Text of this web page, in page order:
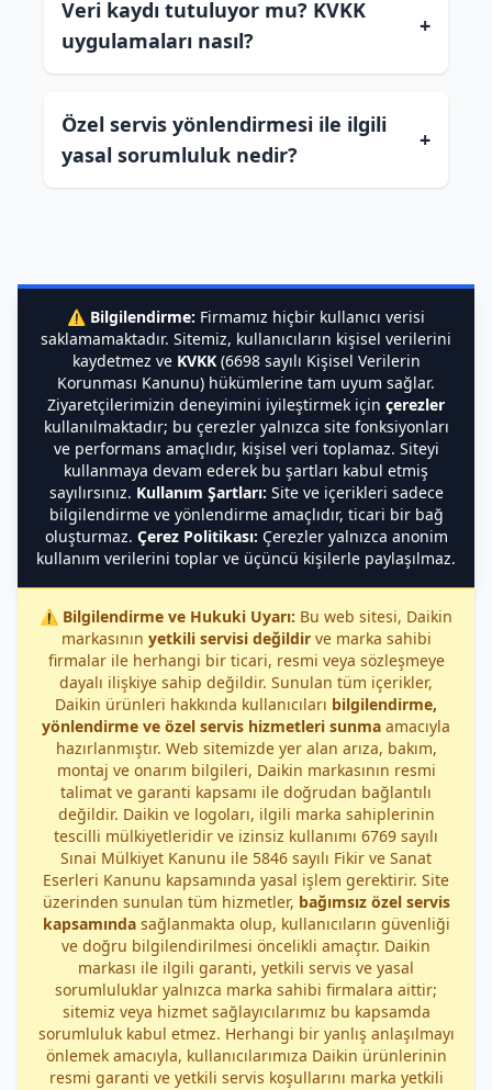
Veri kaydı tutuluyor mu? KVKK
uygulamaları nasıl?
+
Özel servis yönlendirmesi ile ilgili
yasal sorumluluk nedir?
+
⚠️ Bilgilendirme: Firmamız hiçbir kullanıcı verisi
saklamamaktadır. Sitemiz, kullanıcıların kişisel verilerini
kaydetmez ve KVKK(6698 sayılı Kişisel Verilerin
Korunması Kanunu) hükümlerine tam uyum sağlar.
Ziyaretçilerimizin deneyimini iyileştirmek için çerezler
kullanılmaktadır; bu çerezler yalnızca site fonksiyonları
ve performans amaçlıdır, kişisel veri toplamaz. Siteyi
kullanmaya devam ederek bu şartları kabul etmiş
sayılırsınız. Kullanım Şartları: Site ve içerikleri sadece
bilgilendirme ve yönlendirme amaçlıdır, ticari bir bağ
oluşturmaz. Çerez Politikası: Çerezler yalnızca anonim
kullanım verilerini toplar ve üçüncü kişilerle paylaşılmaz.
⚠️ Bilgilendirme ve Hukuki Uyarı: Bu web sitesi, Daikin
markasının yetkili servisi değildirve marka sahibi
firmalar ile herhangi bir ticari, resmi veya sözleşmeye
dayalı ilişkiye sahip değildir. Sunulan tüm içerikler,
Daikin ürünleri hakkında kullanıcıları bilgilendirme,
yönlendirme ve özel servis hizmetleri sunma amacıyla
hazırlanmıştır. Web sitemizde yer alan arıza, bakım,
montaj ve onarım bilgileri, Daikin markasının resmi
talimat ve garanti kapsamı ile doğrudan bağlantılı
değildir. Daikin ve logoları, ilgili marka sahiplerinin
tescilli mülkiyetleridir ve izinsiz kullanımı 6769 sayılı
Sınai Mülkiyet Kanunu ile 5846 sayılı Fikir ve Sanat
Eserleri Kanunu kapsamında yasal işlem gerektirir. Site
üzerinden sunulan tüm hizmetler, bağımsız özel servis
kapsamındasağlanmakta olup, kullanıcıların güvenliği
ve doğru bilgilendirilmesi öncelikli amaçtır. Daikin
markası ile ilgili garanti, yetkili servis ve yasal
sorumluluklar yalnızca marka sahibi firmalara aittir;
sitemiz veya hizmet sağlayıcılarımız bu kapsamda
sorumluluk kabul etmez. Herhangi bir yanlış anlaşılmayı
önlemek amacıyla, kullanıcılarımıza Daikin ürünlerinin
resmi garanti ve yetkili servis koşullarını marka yetkili